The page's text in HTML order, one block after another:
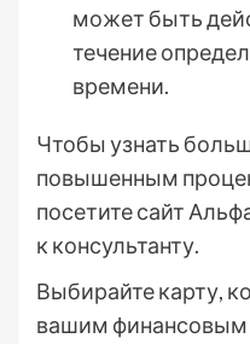
может быть
течение
времени.
Чтобы узнать
повышенным
посетите сайт
к консультанту.
Выбирайте карту,
вашим